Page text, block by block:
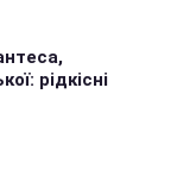
рідкісні